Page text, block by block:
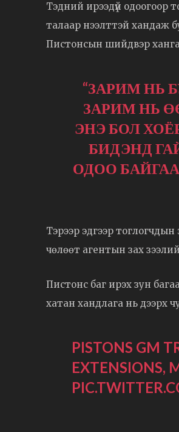
Тэдний ирээдүй одоогоор
талаар нээлттэй хандаж
Пистонсын шийдвэр
“ЗАРИМ НЬ
ЗАРИМ НЬ
ЭНЭ БОЛ
БИДЭНД
ОДОО
Тэрээр эдгээр тоглогчдын
чөлөөт агентын зах
Пистонс баг ирэх зун
хатан хандлага нь дээрх
PISTONS GM
EXTENSIONS,